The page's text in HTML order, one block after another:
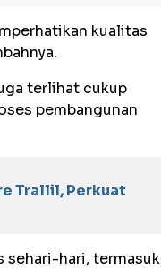
kualitas
terlihat cukup
pembangunan
Trallil, Perkuat
sehari-hari, termasuk